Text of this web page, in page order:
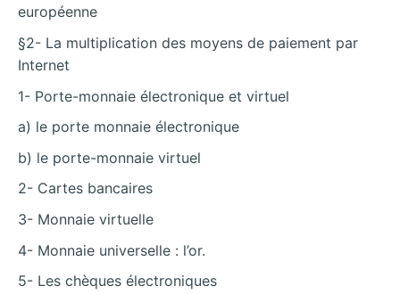
européenne
§2- La multiplication des moyens de paiement par
Internet
1- Porte-monnaie électronique et virtuel
a) le porte monnaie électronique
b) le porte-monnaie virtuel
2- Cartes bancaires
3- Monnaie virtuelle
4- Monnaie universelle : l’or.
5- Les chèques électroniques